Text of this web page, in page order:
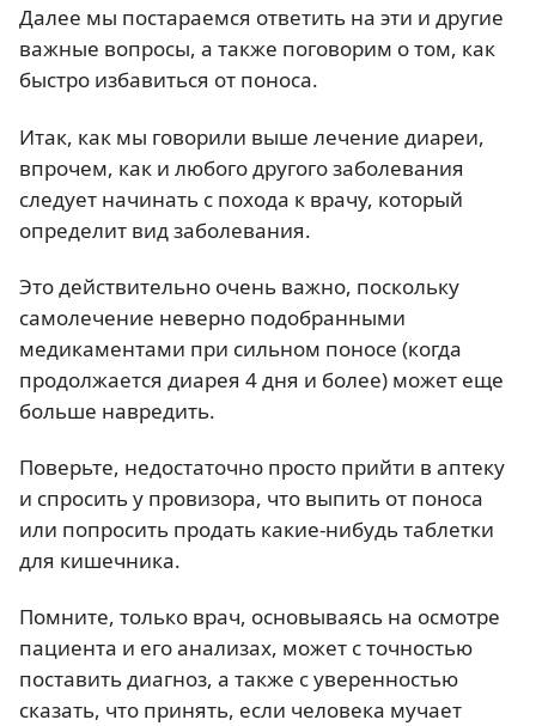
Далее мы постараемся ответить на эти и другие
важные вопросы, а также поговорим о том, как
быстро избавиться от поноса.
Итак, как мы говорили выше лечение диареи,
впрочем, как и любого другого заболевания
следует начинать с похода к врачу, который
определит вид заболевания.
Это действительно очень важно, поскольку
самолечение неверно подобранными
медикаментами при сильном поносе (когда
продолжается диарея 4 дня и более) может еще
больше навредить.
Поверьте, недостаточно просто прийти в аптеку
и спросить у провизора, что выпить от поноса
или попросить продать какие-нибудь таблетки
для кишечника.
Помните, только врач, основываясь на осмотре
пациента и его анализах, может с точностью
поставить диагноз, а также с уверенностью
сказать, что принять, если человека мучает